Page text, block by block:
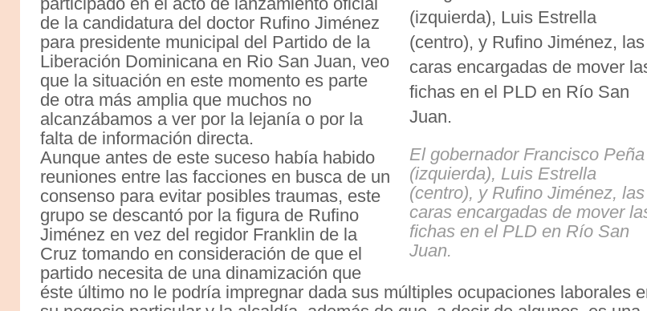
El gobernador Francisco Peña
(izquierda), Luis Estrella
(centro), y Rufino Jiménez, las
caras encargadas de mover
fichas en el PLD en Río San
Juan.
de la candidatura del doctor Rufino Jiménez
para presidente municipal del Partido de la
Liberación Dominicana en Rio San Juan, veo
que la situación en este momento es parte
de otra más amplia que muchos no
alcanzábamos a ver por la lejanía o por la
falta de información directa.
Aunque antes de este suceso había habido
reuniones entre las facciones en busca de un
consenso para evitar posibles traumas, este
grupo se descantó por la figura de Rufino
Jiménez en vez del regidor Franklin de la
Cruz tomando en consideración de que el
partido necesita de una dinamización que
éste último no le podría impregnar dada sus múltiples ocupaciones laborales